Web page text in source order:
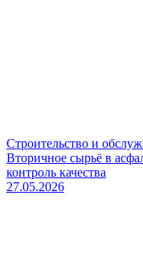
Строительство и
Вторичное сырьё в
контроль качества
27.05.2026